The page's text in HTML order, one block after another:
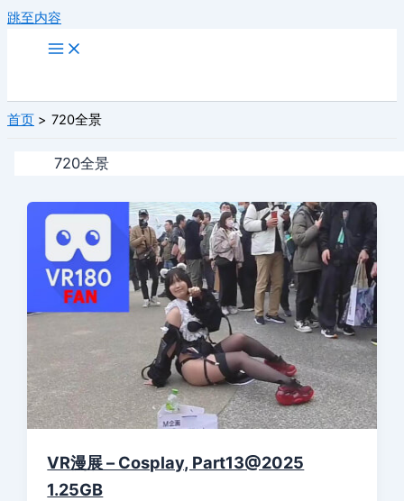
跳至内容
首页 720全景
720全景
VR漫展 – Cosplay, Part13@2025
1.25GB